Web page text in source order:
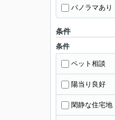
パノラマあり
条件
条件
ペット相談
陽当り良好
閑静な住宅地